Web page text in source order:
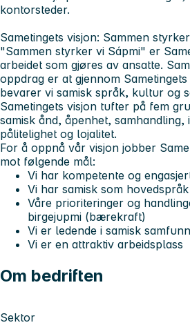
kontorsteder.
Sametingets visjon: Sammen
"Sammen styrker vi Sápmi" er
arbeidet som gjøres av ansatte.
oppdrag er at gjennom
bevarer vi samisk språk, kultur og
Sametingets visjon tufter på fem
samisk ånd, åpenhet, samhandling,
pålitelighet og lojalitet.
For å oppnå vår visjon jobber
mot følgende mål:
Vi har kompetente og
Vi har samisk som hovedspråk
Våre prioriteringer og
birgejupmi (bærekraft)
Vi er ledende i samisk
Vi er en attraktiv arbeidsplass
Om bedriften
Sektor